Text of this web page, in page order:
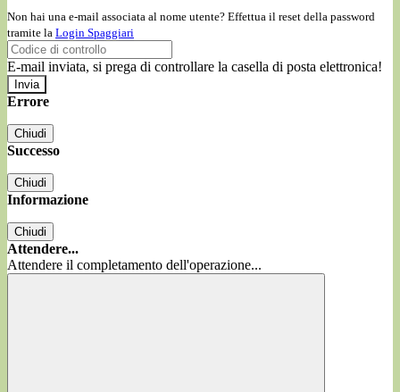
Non hai una e-mail associata al nome utente? Effettua il reset della password
tramite la Login Spaggiari
E-mail inviata, si prega di controllare la casella di posta elettronica!
Errore
Chiudi
Successo
Chiudi
Informazione
Chiudi
Attendere...
Attendere il completamento dell'operazione...